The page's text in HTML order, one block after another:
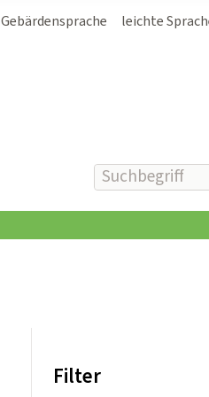
Gebärdensprache leichte
Suchbegriff(e)
Filter